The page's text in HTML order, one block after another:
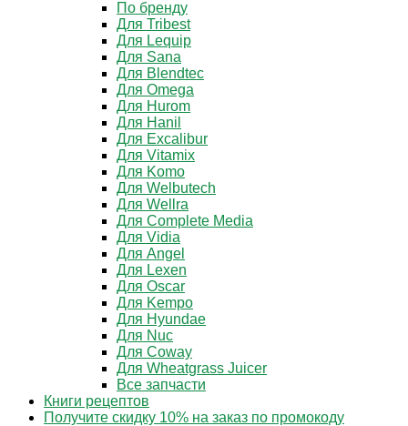
По бренду
Для Tribest
Для Lequip
Для Sana
Для Blendtec
Для Omega
Для Hurom
Для Hanil
Для Excalibur
Для Vitamix
Для Komo
Для Welbutech
Для Wellra
Для Complete Media
Для Vidia
Для Angel
Для Lexen
Для Oscar
Для Kempo
Для Hyundae
Для Nuc
Для Coway
Для Wheatgrass Juicer
Все запчасти
Книги рецептов
Получите скидку 10% на заказ по промокоду